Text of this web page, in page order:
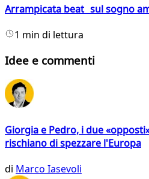
Arrampicata beat sul sogno
1 min di lettura
Idee e commenti
Giorgia e Pedro, i due
rischiano di spezzare l'Europa
di Marco Iasevoli